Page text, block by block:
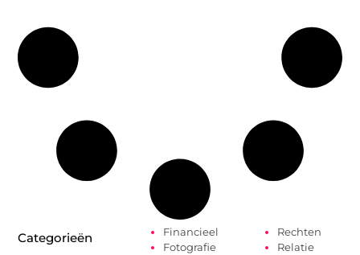
Categorieën
Financieel
Fotografie
Rechten
Relatie